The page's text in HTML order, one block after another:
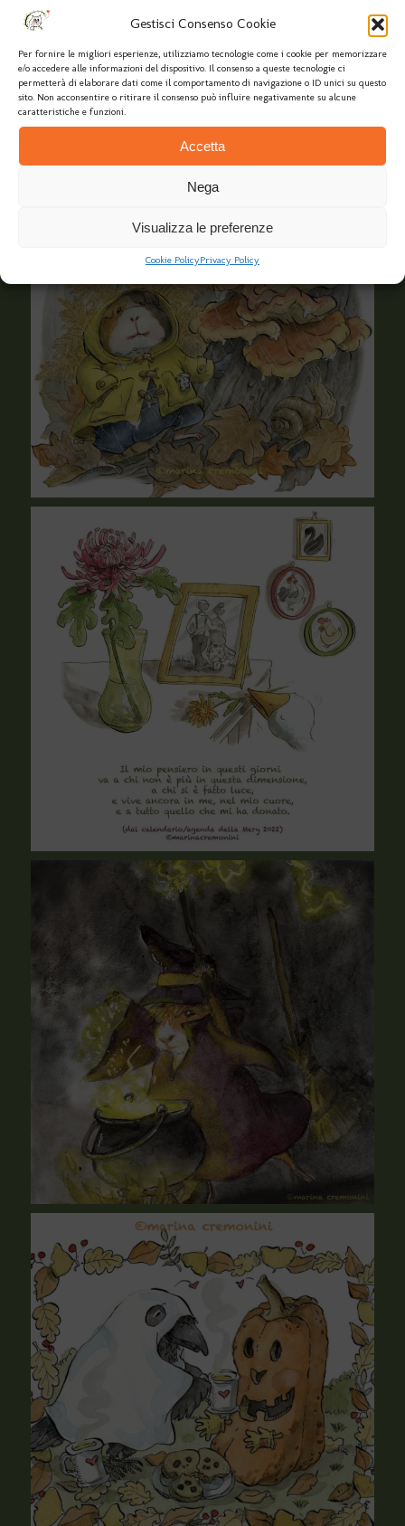
Gestisci Consenso Cookie
Per fornire le migliori esperienze, utilizziamo tecnologie come i cookie per memorizzare
e/o accedere alle informazioni del dispositivo. Il consenso a queste tecnologie ci
permetterà di elaborare dati come il comportamento di navigazione o ID unici su questo
sito. Non acconsentire o ritirare il consenso può influire negativamente su alcune
caratteristiche e funzioni.
Accetta
Nega
Visualizza le preferenze
Cookie PolicyPrivacy Policy